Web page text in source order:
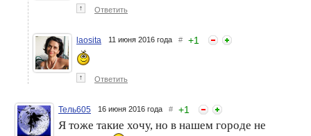
↑ Ответить
laosita 11 июня 2016 года # +1
↑ Ответить
Тель605 16 июня 2016 года # +1
Я тоже такие хочу, но в нашем городе не